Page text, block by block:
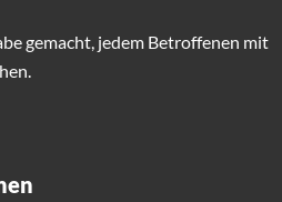
gemacht, jedem Betroffenen mit